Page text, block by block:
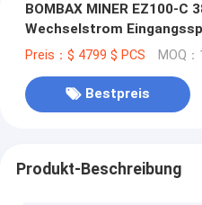
BOMBAX MINER EZ100-C
Wechselstrom
Preis：$ 4799 $ PCS MOQ：1
Bestpreis
Produkt-Beschreibung